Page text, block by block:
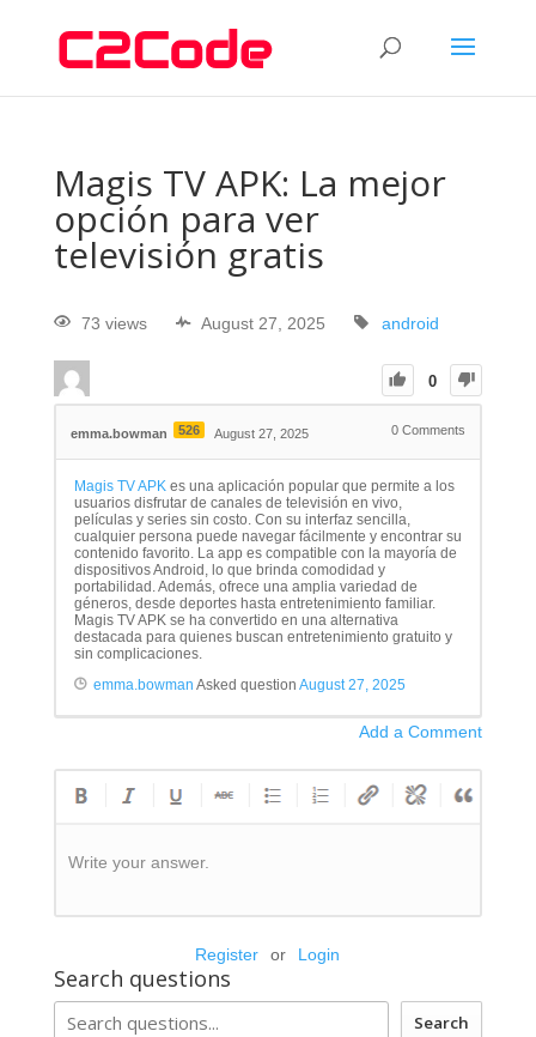
Magis TV APK: La mejor
opción para ver
televisión gratis
73 views August 27, 2025 android
0
emma.bowman 526 August 27, 2025 0 Comments
Magis TV APKes una aplicación popular que permite a los
usuarios disfrutar de canales de televisión en vivo,
películas y series sin costo. Con su interfaz sencilla,
cualquier persona puede navegar fácilmente y encontrar su
contenido favorito. La app es compatible con la mayoría de
dispositivos Android, lo que brinda comodidad y
portabilidad. Además, ofrece una amplia variedad de
géneros, desde deportes hasta entretenimiento familiar.
Magis TV APK se ha convertido en una alternativa
destacada para quienes buscan entretenimiento gratuito y
sin complicaciones.
emma.bowman Asked question August 27, 2025
Add a Comment
Write your answer.
Register or Login
Search questions
Search